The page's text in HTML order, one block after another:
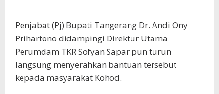
Penjabat (Pj) Bupati Tangerang Dr. Andi Ony
Prihartono didampingi Direktur Utama
Perumdam TKR Sofyan Sapar pun turun
langsung menyerahkan bantuan tersebut
kepada masyarakat Kohod.